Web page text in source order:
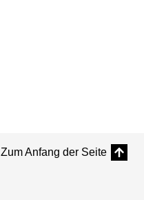
Zum Anfang der Seite